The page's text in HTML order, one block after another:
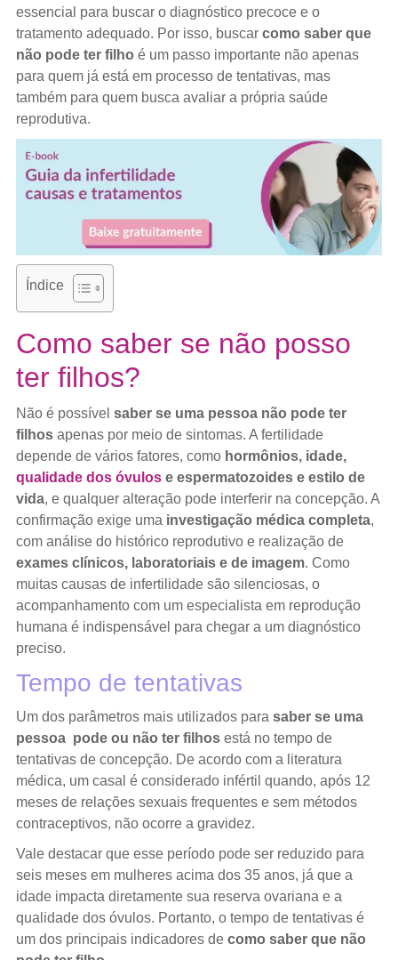
essencial para buscar o diagnóstico precoce e o
tratamento adequado. Por isso, buscar como saber que
não pode ter filho é um passo importante não apenas
para quem já está em processo de tentativas, mas
também para quem busca avaliar a própria saúde
reprodutiva.
Índice
Como saber se não posso
ter filhos?
Não é possível saber se uma pessoa não pode ter
filhosapenas por meio de sintomas. A fertilidade
depende de vários fatores, como hormônios, idade,
qualidade dos óvulose espermatozoides e estilo de
vida, e qualquer alteração pode interferir na concepção. A
confirmação exige uma investigação médica completa,
com análise do histórico reprodutivo e realização de
exames clínicos, laboratoriais e de imagem. Como
muitas causas de infertilidade são silenciosas, o
acompanhamento com um especialista em reprodução
humana é indispensável para chegar a um diagnóstico
preciso.
Tempo de tentativas
Um dos parâmetros mais utilizados para saber se uma
pessoa pode ou não ter filhos está no tempo de
tentativas de concepção. De acordo com a literatura
médica, um casal é considerado infértil quando, após 12
meses de relações sexuais frequentes e sem métodos
contraceptivos, não ocorre a gravidez.
Vale destacar que esse período pode ser reduzido para
seis meses em mulheres acima dos 35 anos, já que a
idade impacta diretamente sua reserva ovariana e a
qualidade dos óvulos. Portanto, o tempo de tentativas é
um dos principais indicadores de como saber que não